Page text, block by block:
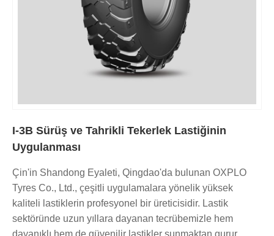
I-3B Sürüş ve Tahrikli Tekerlek Lastiğinin
Uygulanması
Çin'in Shandong Eyaleti, Qingdao'da bulunan OXPLO
Tyres Co., Ltd., çeşitli uygulamalara yönelik yüksek
kaliteli lastiklerin profesyonel bir üreticisidir. Lastik
sektöründe uzun yıllara dayanan tecrübemizle hem
dayanıklı hem de güvenilir lastikler sunmaktan gurur